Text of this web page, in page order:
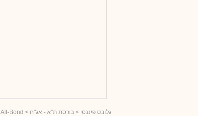
גלובס פיננסי > בורסת ת"א - אג"ח > All-Bond כללי